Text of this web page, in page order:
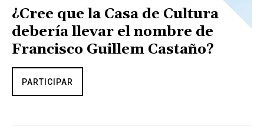
¿Cree que la Casa de Cultura
debería llevar el nombre de
Francisco Guillem Castaño?
PARTICIPAR